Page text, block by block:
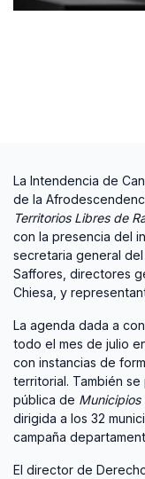
La Intendencia de
de la
Territorios Libres de
con la presencia del
secretaria general
Saffores, directores
Chiesa, y
La agenda dada a
todo el mes de julio
con instancias de
territorial. También
pública de Municipios
dirigida a los 32
campaña
El director de